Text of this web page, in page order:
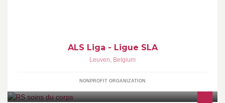
ALS Liga - Ligue SLA
Leuven, Belgium
NONPROFIT ORGANIZATION